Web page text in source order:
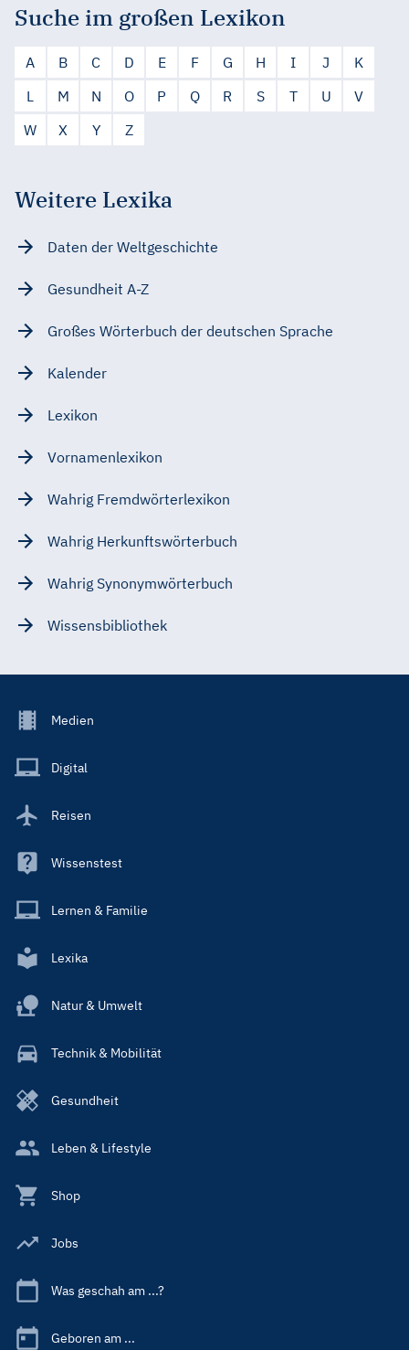
Suche im großen Lexikon
A B C D E F G H I J
K
L
M N O P Q R S T U
V
W
X Y Z
Weitere Lexika
Daten der Weltgeschichte
Gesundheit A-Z
Großes Wörterbuch der deutschen Sprache
Kalender
Lexikon
Vornamenlexikon
Wahrig Fremdwörterlexikon
Wahrig Herkunftswörterbuch
Wahrig Synonymwörterbuch
Wissensbibliothek
Footer
Main
Medien
Digital
Reisen
Wissenstest
Lernen & Familie
Lexika
Natur & Umwelt
Technik & Mobilität
Gesundheit
Leben & Lifestyle
Shop
Jobs
Was geschah am ...?
Geboren am ...